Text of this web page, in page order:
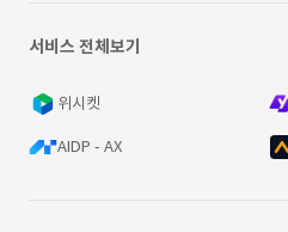
서비스 전체보기
위시켓
AIDP - AX